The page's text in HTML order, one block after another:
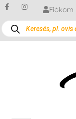
Fiókom